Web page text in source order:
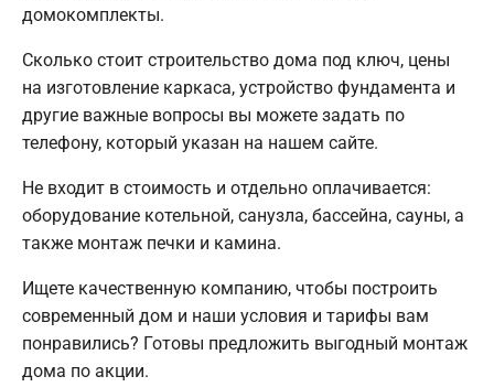
домокомплекты.
Сколько стоит строительство дома под ключ, цены
на изготовление каркаса, устройство фундамента и
другие важные вопросы вы можете задать по
телефону, который указан на нашем сайте.
Не входит в стоимость и отдельно оплачивается:
оборудование котельной, санузла, бассейна, сауны, а
также монтаж печки и камина.
Ищете качественную компанию, чтобы построить
современный дом и наши условия и тарифы вам
понравились? Готовы предложить выгодный монтаж
дома по акции.